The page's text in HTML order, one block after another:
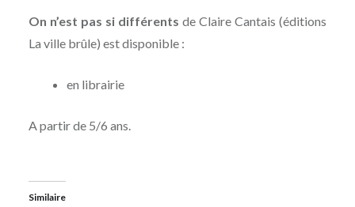
On n’est pas si différents de Claire Cantais (éditions
La ville brûle) est disponible :
en librairie
A partir de 5/6 ans.
Similaire